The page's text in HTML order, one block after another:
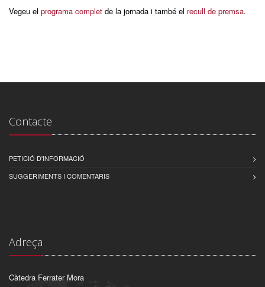
Vegeu el programa complet de la jornada i també el recull de premsa.
Contacte
PETICIÓ D'INFORMACIÓ
SUGGERIMENTS I COMENTARIS
Adreça
Càtedra Ferrater Mora